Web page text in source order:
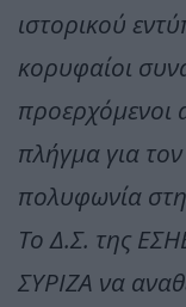
ιστορικού
κορυφαίοι
προερχόμενοι
πλήγμα για
πολυφωνία
Το Δ.Σ. της
ΣΥΡΙΖΑ να